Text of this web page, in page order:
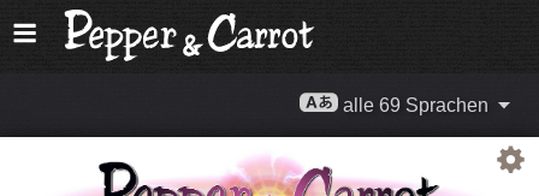
alle 69 Sprachen